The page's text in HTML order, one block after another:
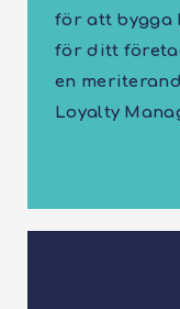
för att bygga
för ditt
en
Loyalty